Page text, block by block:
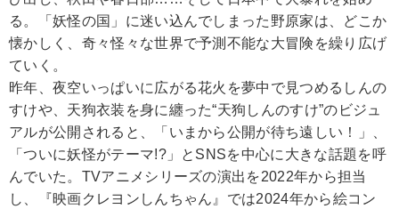
る。「妖怪の国」に迷い込んでしまった野原家は、どこか
懐かしく、奇々怪々な世界で予測不能な大冒険を繰り広げ
ていく。
昨年、夜空いっぱいに広がる花火を夢中で見つめるしんの
すけや、天狗衣装を身に纏った“天狗しんのすけ”のビジュ
アルが公開されると、「いまから公開が待ち遠しい！」、
「ついに妖怪がテーマ!?」とSNSを中心に大きな話題を呼
んでいた。TVアニメシリーズの演出を2022年から担当
し、『映画クレヨンしんちゃん』では2024年から絵コン